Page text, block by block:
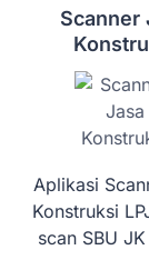
Scanner
Aplikasi
Konstruksi
scan SBU